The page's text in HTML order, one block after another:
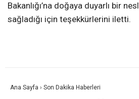
Bakanlığı’na doğaya duyarlı bir
sağladığı için teşekkürlerini iletti.
Ana Sayfa › Son Dakika Haberleri